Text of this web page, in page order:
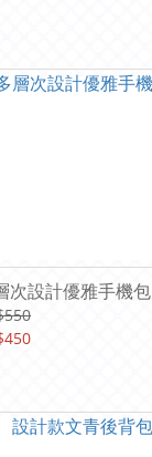
次設計優雅手機包